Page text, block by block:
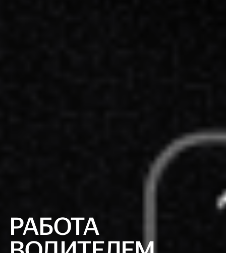
РАБОТА